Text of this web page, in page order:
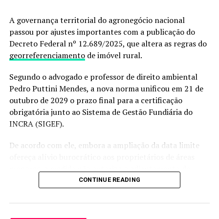
A Comissão também tratou do apoio à melhoria dos
marcos regulatórios para queijarias e agroindústrias de
pequeno porte, além da organização do Prêmio CNA
edição será realizada no dia 22 de julho, na sede da
entidade.
RELATED TOPICS:
Congelamento de valores do Fethab é aprovado em
primeira votação na ALMT
Suinocultura em foco: projeto do AgriHub busca
soluções tecnológicas para auxiliar o setor
A governança territorial do agronegócio nacional
passou por ajustes importantes com a publicação do
Decreto Federal nº 12.689/2025, que altera as regras do
georreferenciamentode imóvel rural.
Segundo o advogado e professor de direito ambiental
Pedro Puttini Mendes, a nova norma unificou em 21 de
outubro de 2029 o prazo final para a certificação
obrigatória junto ao Sistema de Gestão Fundiária do
INCRA (SIGEF).
De acordo com ele, embora a ampliação da data limite
pendências técnicas nas matrículas. Segundo a Lei de
com rigorosa precisão para evitar litígios e sobreposição
de divisas.
CONTINUE READING